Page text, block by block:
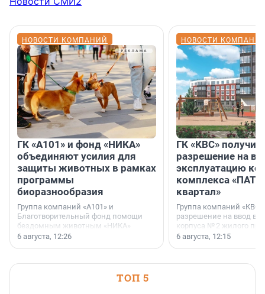
НОВОСТИ КОМПАНИЙ
ГК «А101» и фонд «НИКА»
объединяют усилия для
защиты животных в рамках
программы
биоразнообразия
Группа компаний «А101» и
Благотворительный фонд помощи
бездомным животным «НИКА»
заключили соглашение о
6 августа, 12:26
НОВОСТИ
ГК «КВС»
разрешение на
эксплуатацию
комплекса
квартал»
Группа компаний
разрешение на ввод в
корпуса № 2 жилого
Уютный квартал»,
6 августа, 12:15
ТОП 5